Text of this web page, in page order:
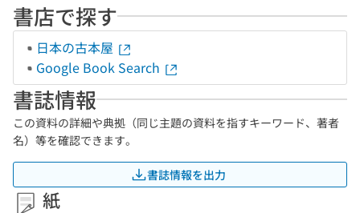
書店で探す
日本の古本屋
Google Book Search
書誌情報
この資料の詳細や典拠（同じ主題の資料を指すキーワード、著者
名）等を確認できます。
書誌情報を出力
紙